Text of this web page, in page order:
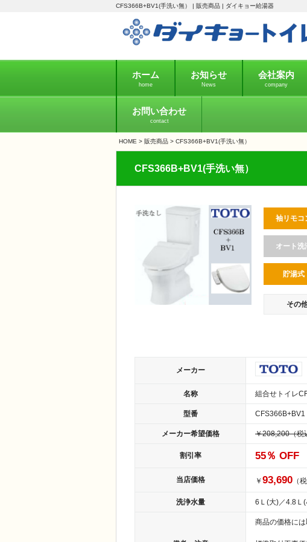
CFS366B+BV1(手洗い無） | 販売商品 | ダイキョー給湯器
ホーム
home
お知らせ
News
会社案内
company
お問い合わせ
contact
HOME > 販売商品 > CFS366B+BV1(手洗い無）
CFS366B+BV1(手洗い無）
袖リモコ
オート洗
貯湯式
その
メーカー
名称 組合せトイレ
型番 CFS366B+BV1
メーカー希望価格 ￥208,200（税
割引率 55％ OFF
当店価格 ￥ 93,690 （
洗浄水量 6Ｌ(大)／4.8Ｌ
商品の価格には